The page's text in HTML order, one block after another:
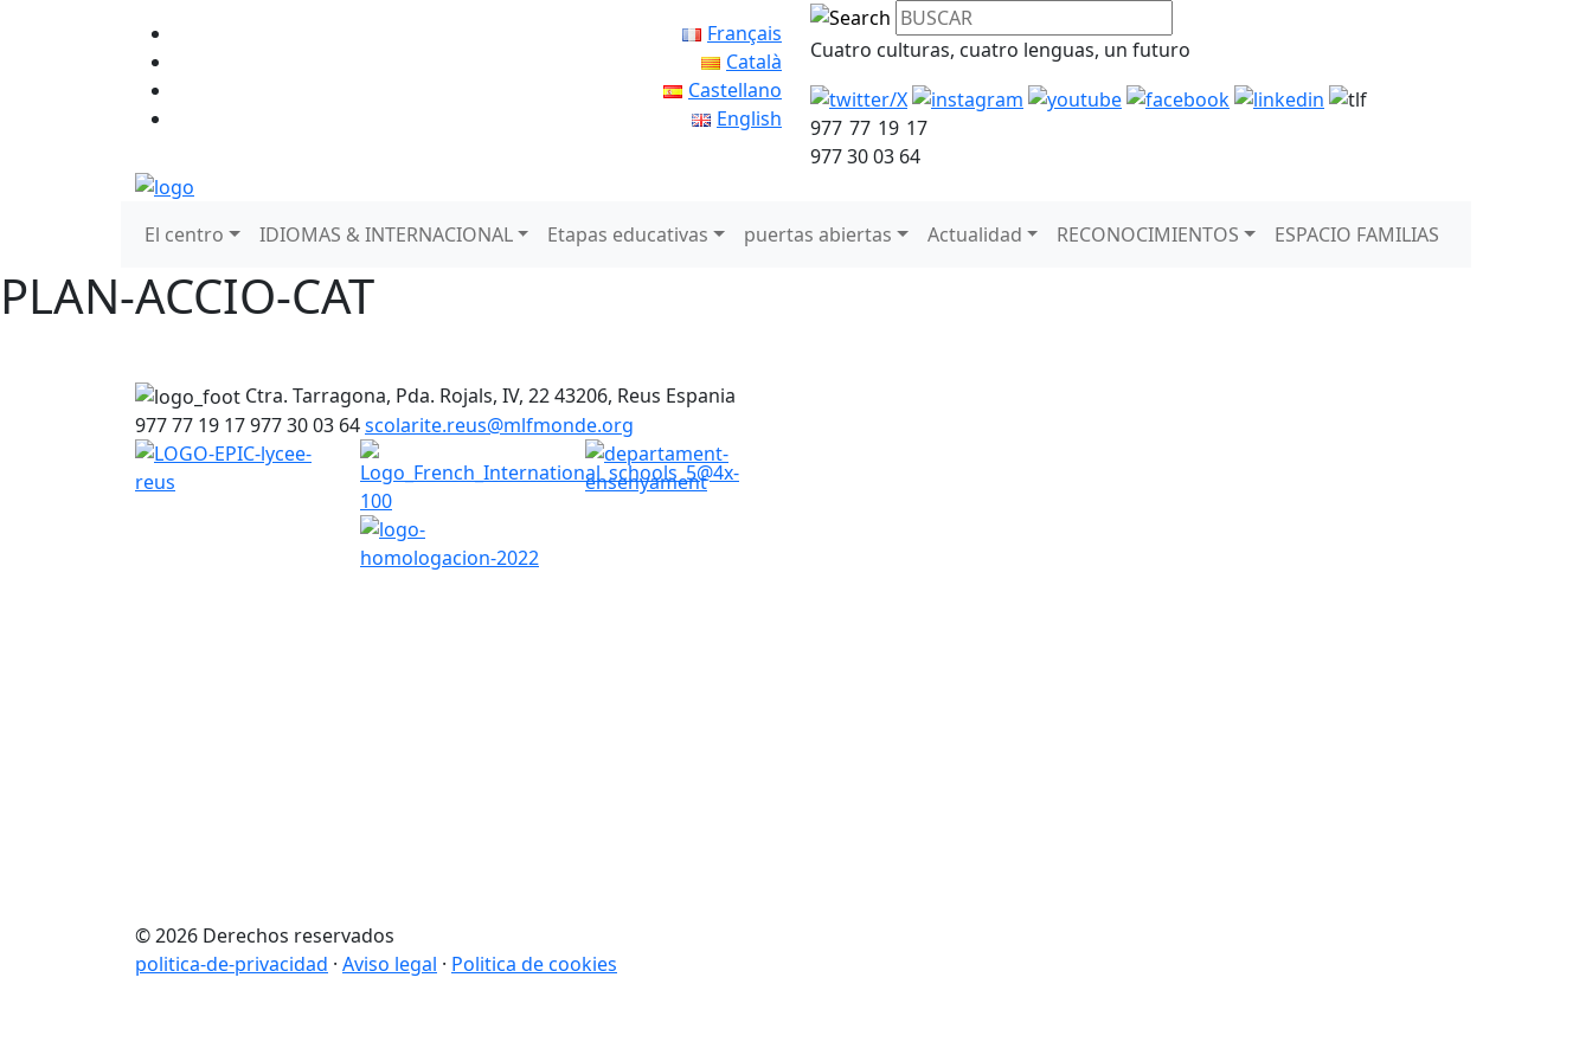
Français
Català
Castellano
English
Cuatro culturas, cuatro lenguas, un futuro
977 77 19 17
977 30 03 64
El centro IDIOMAS & INTERNACIONAL Etapas educativas puertas abiertas Actualidad RECONOCIMIENTOS ESPACIO FAMILIAS
PLAN-ACCIO-CAT
Ctra. Tarragona, Pda. Rojals, IV, 2243206, Reus Espania
977 77 19 17977 30 03 64scolarite.reus@mlfmonde.org
© 2026 Derechos reservados
politica-de-privacidad · Aviso legal · Politica de cookies